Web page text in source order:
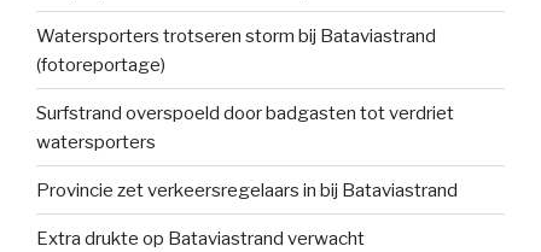
Watersporters trotseren storm bij Bataviastrand
(fotoreportage)
Surfstrand overspoeld door badgasten tot verdriet
watersporters
Provincie zet verkeersregelaars in bij Bataviastrand
Extra drukte op Bataviastrand verwacht